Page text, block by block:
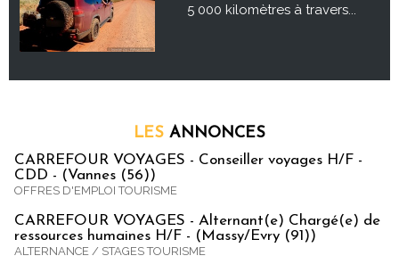
5 000 kilomètres à travers...
LES ANNONCES
CARREFOUR VOYAGES - Conseiller voyages H/F -
CDD - (Vannes (56))
OFFRES D'EMPLOI TOURISME
CARREFOUR VOYAGES - Alternant(e) Chargé(e) de
ressources humaines H/F - (Massy/Evry (91))
ALTERNANCE / STAGES TOURISME